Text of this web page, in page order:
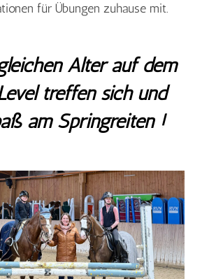
für Übungen zuhause mit.
Alter auf dem
treffen sich und
am Springreiten !